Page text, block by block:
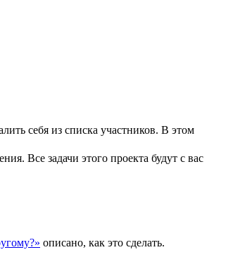
себя из списка участников. В этом
Все задачи этого проекта будут с вас
описано, как это сделать.